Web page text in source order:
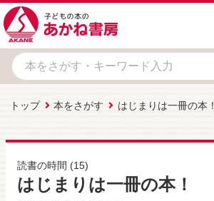
トップ 本をさがす はじまりは一冊の本！
読書の時間 (15)
はじまりは一冊の本！